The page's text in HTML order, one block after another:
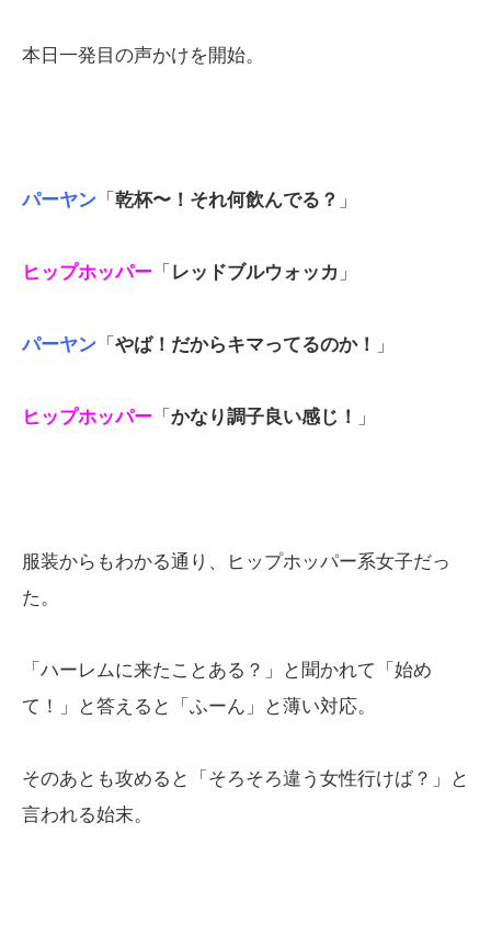
本日一発目の声かけを開始。
パーヤン 「 乾杯〜！それ何飲んでる？ 」
ヒップホッパー 「 レッドブルウォッカ 」
パーヤン 「 やば！だからキマってるのか！ 」
ヒップホッパー 「 かなり調子良い感じ！ 」
服装からもわかる通り、ヒップホッパー系女子だっ
た。
「ハーレムに来たことある？」と聞かれて「始め
て！」と答えると「ふーん」と薄い対応。
そのあとも攻めると「そろそろ違う女性行けば？」と
言われる始末。